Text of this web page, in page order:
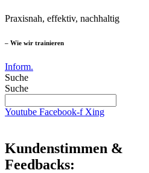
Praxisnah, effektiv, nachhaltig
– Wie wir trainieren
Inform.
Suche
Suche
Youtube Facebook-f Xing
Kundenstimmen &
Feedbacks: